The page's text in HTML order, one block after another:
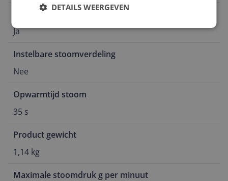
Pauzestand
Ja
Instelbare stoomverdeling
Nee
Opwarmtijd stoom
35 s
Product gewicht
1,14 kg
Maximale stoomdruk g per minuut
DETAILS WEERGEVEN